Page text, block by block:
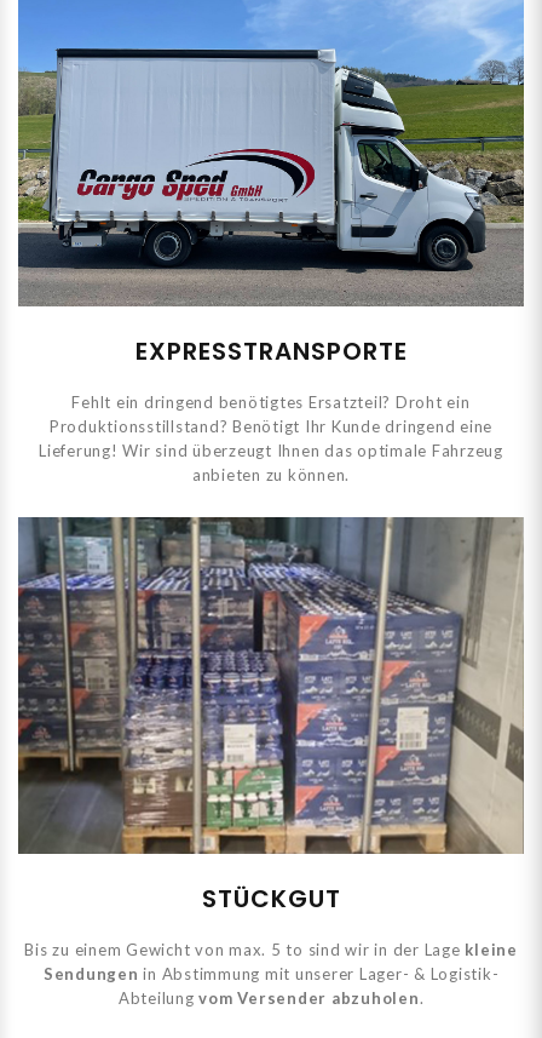
EXPRESSTRANSPORTE
Fehlt ein dringend benötigtes Ersatzteil? Droht ein
Produktionsstillstand? Benötigt Ihr Kunde dringend eine
Lieferung! Wir sind überzeugt Ihnen das optimale Fahrzeug
anbieten zu können.
STÜCKGUT
Bis zu einem Gewicht von max. 5 to sind wir in der Lage kleine
Sendungen in Abstimmung mit unserer Lager- & Logistik-
Abteilungvom Versender abzuholen.